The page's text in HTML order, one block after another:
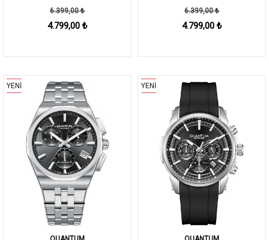
6.399,00 ₺
4.799,00 ₺
6.399,00 ₺
4.799,00 ₺
YENİ YENİ